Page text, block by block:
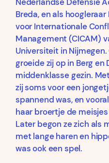
Nederlandse Defensie
Breda, en als
voor Internationale
Management (CICAM)
Universiteit in
groeide zij op in Berg en
middenklasse gezin.
zij soms voor een
spannend was, en
haar broertje de
Later begon ze zich als
met lange haren en
was ook een spel.